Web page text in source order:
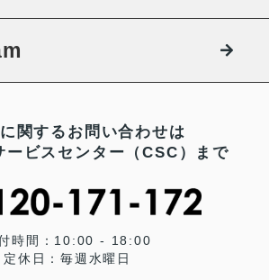
関するお問い合わせは
ービスセンター（CSC）まで
時間：10:00 - 18:00
定休日：毎週水曜日